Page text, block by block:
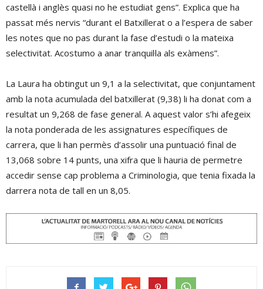
castellà i anglès quasi no he estudiat gens”. Explica que ha
passat més nervis “durant el Batxillerat o a l’espera de saber
les notes que no pas durant la fase d’estudi o la mateixa
selectivitat. Acostumo a anar tranquil·la als exàmens”.
La Laura ha obtingut un 9,1 a la selectivitat, que conjuntament
amb la nota acumulada del batxillerat (9,38) li ha donat com a
resultat un 9,268 de fase general. A aquest valor s’hi afegeix
la nota ponderada de les assignatures específiques de
carrera, que li han permès d’assolir una puntuació final de
13,068 sobre 14 punts, una xifra que li hauria de permetre
accedir sense cap problema a Criminologia, que tenia fixada la
darrera nota de tall en un 8,05.